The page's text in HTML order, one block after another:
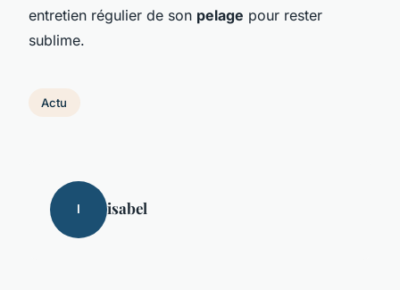
entretien régulier de son pelage pour rester
sublime.
Actu
I isabel